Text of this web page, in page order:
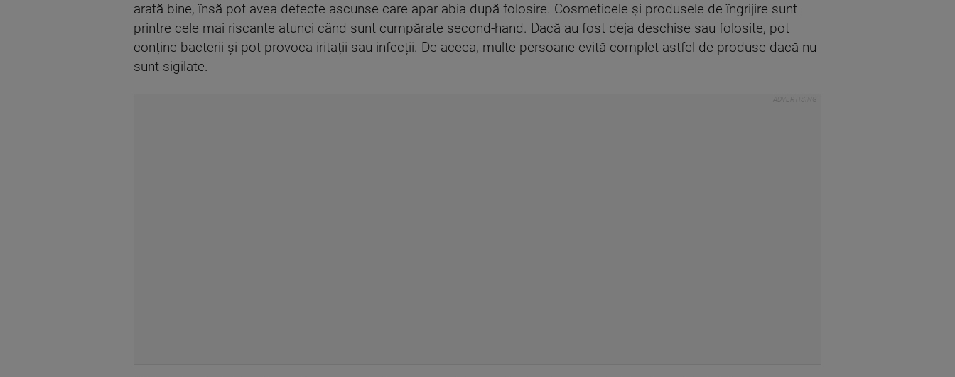
arată bine, însă pot avea defecte ascunse care apar abia după folosire. Cosmeticele și produsele de îngrijire sunt
printre cele mai riscante atunci când sunt cumpărate second-hand. Dacă au fost deja deschise sau folosite, pot
conține bacterii și pot provoca iritații sau infecții. De aceea, multe persoane evită complet astfel de produse dacă nu
sunt sigilate.